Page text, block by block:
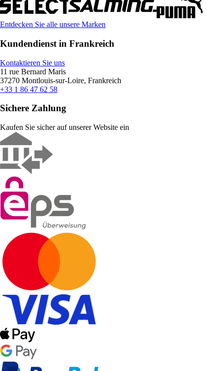
Entdecken Sie alle unsere Marken
Kundendienst in Frankreich
Kontaktieren Sie uns
11 rue Bernard Maris
37270 Montlouis-sur-Loire, Frankreich
+33 1 86 47 62 58
Sichere Zahlung
Kaufen Sie sicher auf unserer Website ein